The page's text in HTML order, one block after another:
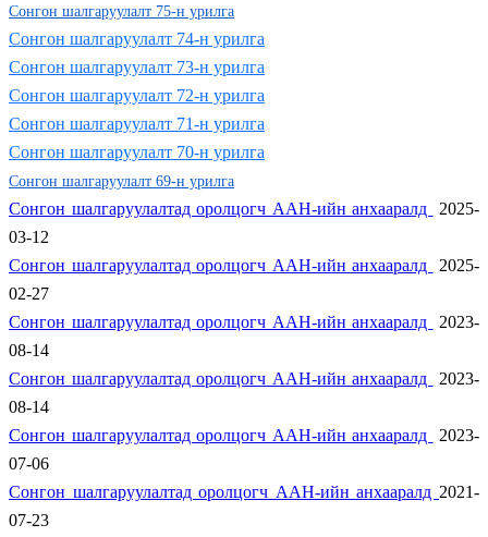
Сонгон шалгаруулалт 75-н урилга
Сонгон шалгаруулалт 74-н урилга
Сонгон шалгаруулалт 73-н урилга
Сонгон шалгаруулалт 72-н урилга
Сонгон шалгаруулалт 71-н урилга
Сонгон шалгаруулалт 70-н урилга
Сонгон шалгаруулалт 69-н урилга
Сонгон шалгаруулалтад оролцогч ААН-ийн анхааралд
2025-
03-12
Сонгон шалгаруулалтад оролцогч ААН-ийн анхааралд
2025-
02-27
Сонгон шалгаруулалтад оролцогч ААН-ийн анхааралд
2023-
08-14
Сонгон шалгаруулалтад оролцогч ААН-ийн анхааралд
2023-
08-14
Сонгон шалгаруулалтад оролцогч ААН-ийн анхааралд
2023-
07-06
Сонгон шалгаруулалтад оролцогч ААН-ийн анхааралд 2021-
07-23